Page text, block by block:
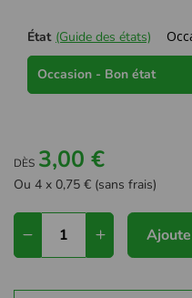
État (Guide des états)
Occasion - Bon état
DÈS 3,00 €
Ou 4 x 0,75 € (sans frais)